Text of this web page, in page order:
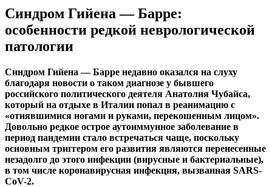
Синдром Гийена — Барре:
особенности редкой неврологической
патологии
Синдром Гийена — Барре недавно оказался на слуху
благодаря новости о таком диагнозе у бывшего
российского политического деятеля Анатолия Чубайса,
который на отдыхе в Италии попал в реанимацию с
«отнявшимися ногами и руками, перекошенным лицом».
Довольно редкое острое аутоиммунное заболевание в
период пандемии стало встречаться чаще, поскольку
основным триггером его развития являются перенесенные
незадолго до этого инфекции (вирусные и бактериальные),
в том числе коронавирусная инфекция, вызванная SARS-
CоV-2.